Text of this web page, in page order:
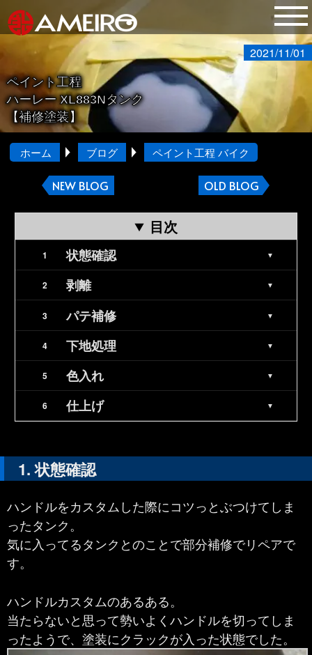
ペイント工程
ハーレー XL883Nタンク
【補修塗装】
2021/11/01
ホーム ブログ ペイント工程 バイク
NEW BLOG OLD BLOG
目次
状態確認
剥離
パテ補修
下地処理
色入れ
仕上げ
状態確認
ハンドルをカスタムした際にコツっとぶつけてしま
ったタンク。
気に入ってるタンクとのことで部分補修でリペアで
す。
ハンドルカスタムのあるある。
当たらないと思って勢いよくハンドルを切ってしま
ったようで、塗装にクラックが入った状態でした。